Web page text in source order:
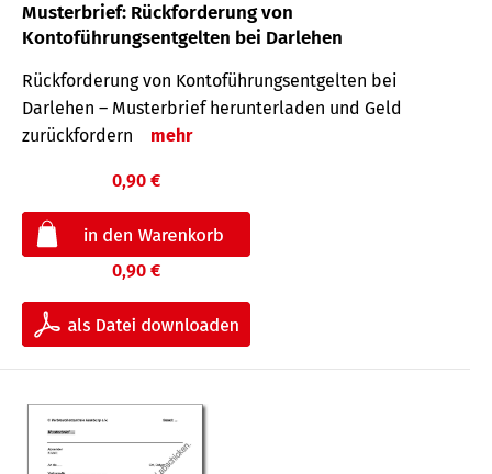
Musterbrief: Rückforderung von
Kontoführungsentgelten bei Darlehen
Rückforderung von Kontoführungsentgelten bei
Darlehen – Musterbrief herunterladen und Geld
zurückfordern
mehr
0,90 €
0,90 €